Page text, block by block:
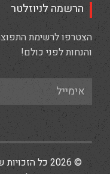
הרשמה לניוזלטר
הצטרפו לרשימת
והנחות לפני כולם!